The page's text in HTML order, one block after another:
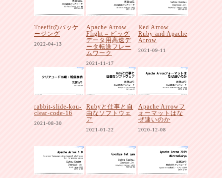
Treefitのパッケ
ージング
2022-04-13
Apache Arrow
Flight – ビッグ
データ用高速デ
ータ転送フレー
ムワーク
2021-11-17
Red Arrow -
Ruby and Apache
Arrow
2021-09-11
rabbit-slide-kou-
clear-code-16
2021-08-30
Rubyと仕事と自
由なソフトウェ
ア
2021-01-22
Apache Arrowフ
ォーマットはな
ぜ速いのか
2020-12-08